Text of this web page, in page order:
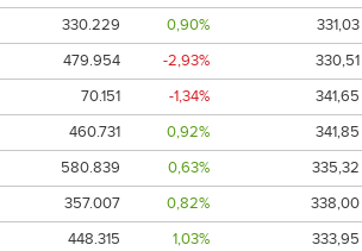
330.229 0,90%
331,03
479.954 -2,93%
330,51
70.151 -1,34%
341,65
460.731 0,92%
341,85
580.839 0,63%
335,32
357.007 0,82%
338,00
448.315 1,03%
333,95